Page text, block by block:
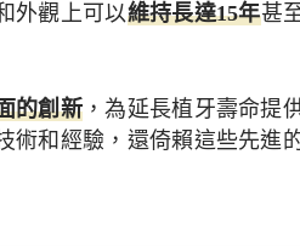
外觀上可以維持長達15年甚
的創新 ，為延長植牙壽命提
術和經驗，還倚賴這些先進